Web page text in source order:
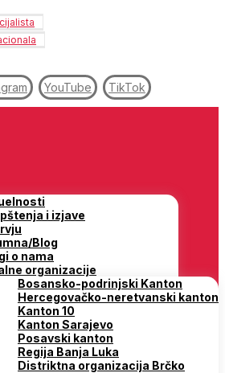
YouTube TikTok
i izjave
Blog
o nama
organizacije
Bosansko-podrinjski Kanton
Hercegovačko-neretvanski kanton
Kanton 10
Kanton Sarajevo
Posavski kanton
Regija Banja Luka
Distriktna organizacija Brčko